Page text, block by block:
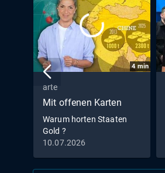
4min
arte
Mit offenen Karten
Warum horten Staaten
Gold ?
10.07.2026